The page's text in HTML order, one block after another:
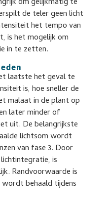
de teler geen licht
het tempo van
is het mogelijk om
in te zetten.
laatste het geval te
is, hoe sneller de
malaat in de plant op
later minder of
uit. De belangrijkste
lichtsom wordt
van fase 3. Door
is
Randvoorwaarde is
behaald tijdens